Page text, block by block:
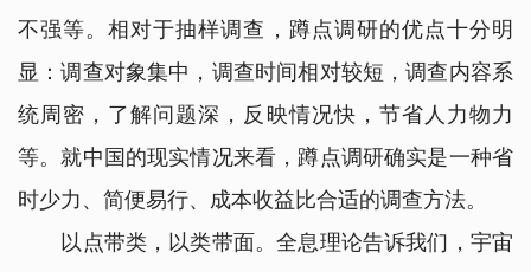
不强等。相对于抽样调查，蹲点调研的优点十分明
显：调查对象集中，调查时间相对较短，调查内容系
统周密，了解问题深，反映情况快，节省人力物力
等。就中国的现实情况来看，蹲点调研确实是一种省
时少力、简便易行、成本收益比合适的调查方法。
以点带类，以类带面。全息理论告诉我们，宇宙